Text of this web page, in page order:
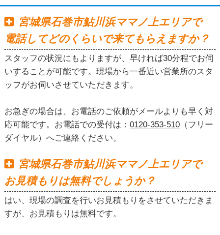
宮城県石巻市鮎川浜ママノ上エリアで
電話してどのくらいで来てもらえますか？
スタッフの状況にもよりますが、早ければ30分程でお伺
いすることが可能です。現場から一番近い営業所のスタ
ッフがお伺いさせていただきます。
お急ぎの場合は、お電話のご依頼がメールよりも早く対
応可能です。お電話での受付は： 0120-353-510（フリー
ダイヤル）へご連絡ください。
宮城県石巻市鮎川浜ママノ上エリアで
お見積もりは無料でしょうか？
はい、現場の調査を行いお見積もりをさせていただきま
すが、お見積もりは無料です。